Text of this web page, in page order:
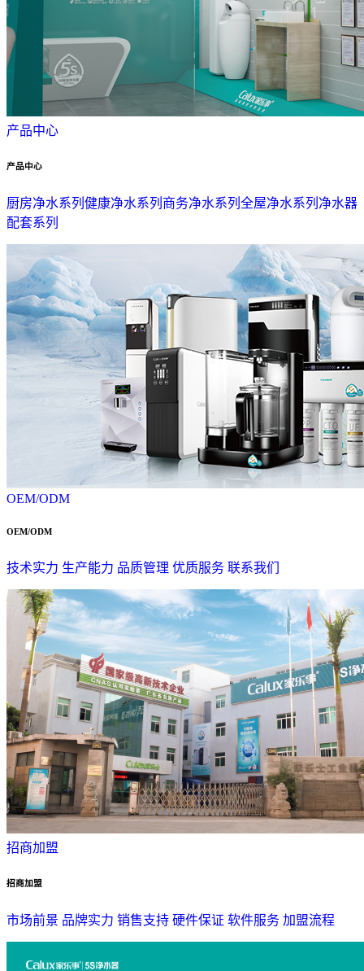
产品中心
产品中心
厨房净水系列 健康净水系列 商务净水系列 全屋净水系列 净水器
配套系列
OEM/ODM
OEM/ODM
技术实力 生产能力 品质管理 优质服务 联系我们
招商加盟
招商加盟
市场前景 品牌实力 销售支持 硬件保证 软件服务 加盟流程